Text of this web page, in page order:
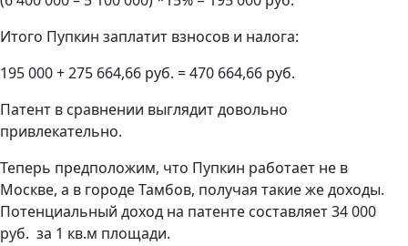
Итого Пупкин заплатит взносов и налога:
195 000 + 275 664,66 руб. = 470 664,66 руб.
Патент в сравнении выглядит довольно
привлекательно.
Теперь предположим, что Пупкин работает не в
Москве, а в городе Тамбов, получая такие же доходы.
Потенциальный доход на патенте составляет 34 000
руб. за 1 кв.м площади.